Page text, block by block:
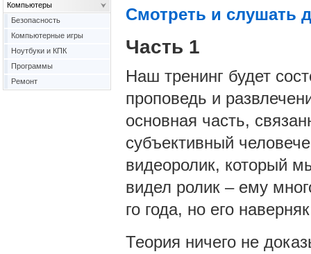
Смотреть и слушать
Часть 1
Наш тренинг будет
проповедь и
основная часть,
субъективный
видеоролик, который
видел ролик – ему
го года, но его
Теория ничего не
Компьютеры
Безопасность
Компьютерные игры
Ноутбуки и КПК
Программы
Ремонт